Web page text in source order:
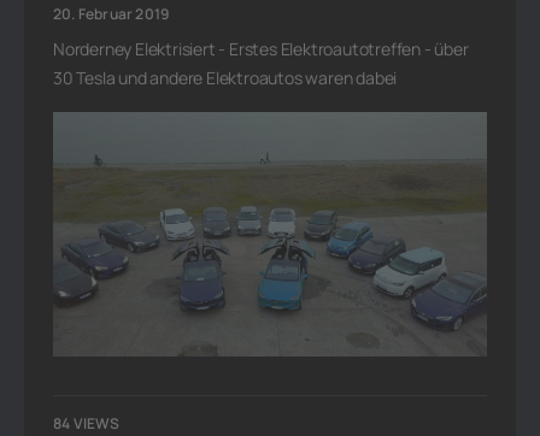
20. Februar 2019
Norderney Elektrisiert - Erstes Elektroautotreffen - über
30 Tesla und andere Elektroautos waren dabei
84 VIEWS